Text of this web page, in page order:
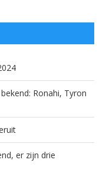
Ronahi, Tyron
er zijn drie